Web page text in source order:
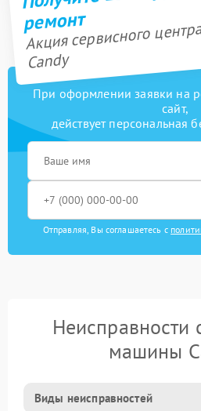
ремонт
Акция сервисного
Candy
При оформлении заявки на
сайт,
действует персональная
Отправляя, Вы соглашаетесь с
Неисправности
машины
Виды неисправностей